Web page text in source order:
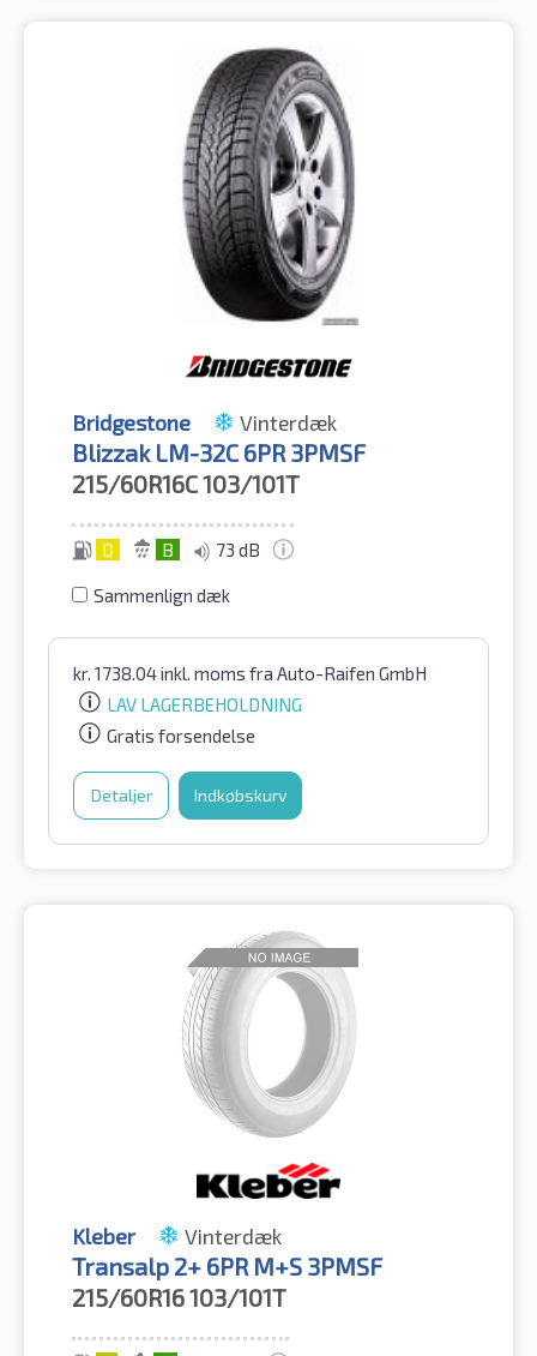
Bridgestone Vinterdæk
Blizzak LM-32C 6PR 3PMSF
215/60R16C103/101T
D B 73 dB
Sammenlign dæk
kr. 1738.04inkl. moms fra Auto-Raifen GmbH
LAV LAGERBEHOLDNING
Gratis forsendelse
Detaljer Indkøbskurv
Kleber Vinterdæk
Transalp 2+ 6PR M+S 3PMSF
215/60R16103/101T